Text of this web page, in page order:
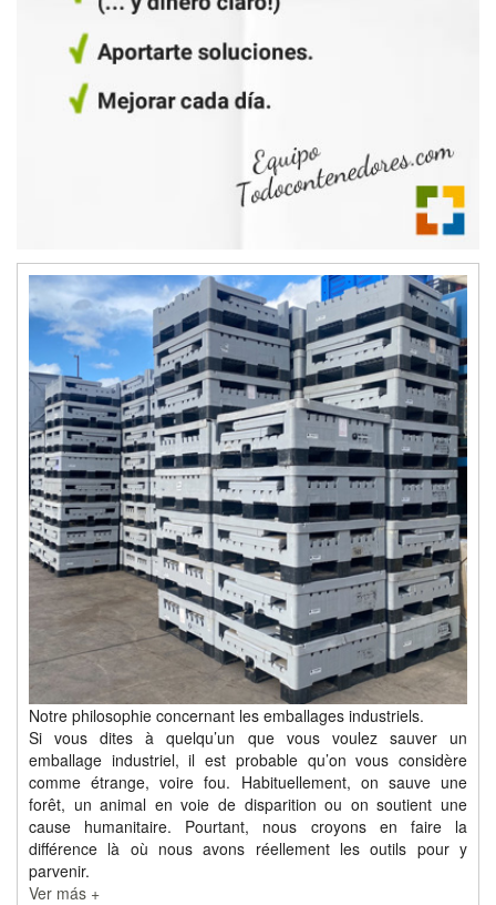
Notre philosophie concernant les emballages industriels.
Si vous dites à quelqu’un que vous voulez sauver un
emballage industriel, il est probable qu’on vous considère
comme étrange, voire fou. Habituellement, on sauve une
forêt, un animal en voie de disparition ou on soutient une
cause humanitaire. Pourtant, nous croyons en faire la
différence là où nous avons réellement les outils pour y
parvenir.
Ver más +